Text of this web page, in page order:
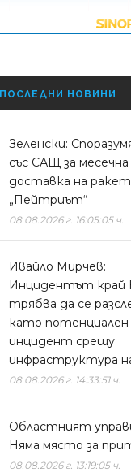
ПОСЛЕДНИ НОВИНИ
Зеленски:
със САЩ за месечна
доставка на
„Пейтриът“
08.08.2026 г. 16:05:05 ч.
Ивайло Мирчев:
Инцидентът край
трябва да се
като потенциален
инцидент срещу
инфраструктура
08.08.2026 г. 14:33:51 ч.
Областният
Няма място за
08.08.2026 г. 13:19:05 ч.